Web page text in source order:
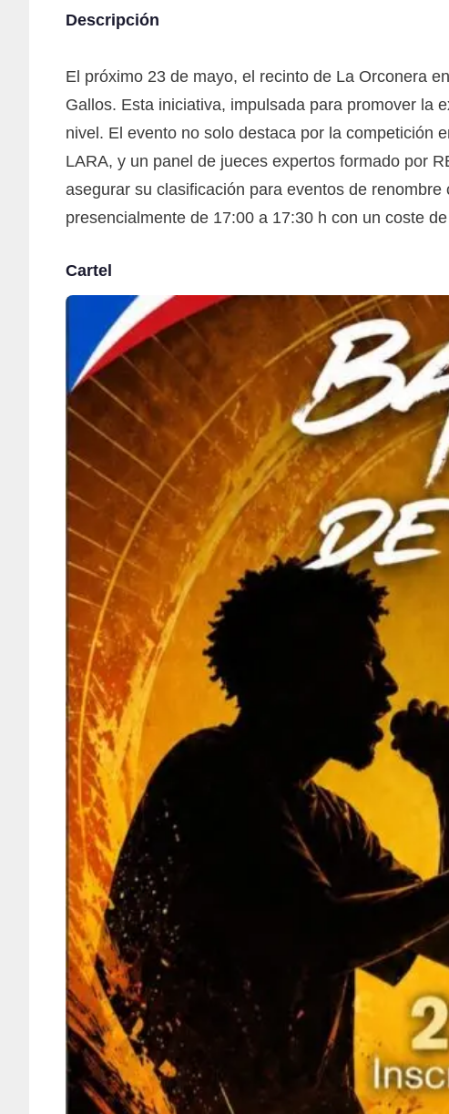
Descripción
El próximo 23 de mayo, el recinto de La Orconera
Gallos. Esta iniciativa, impulsada para promover la
nivel. El evento no solo destaca por la competición
LARA, y un panel de jueces expertos formado por
asegurar su clasificación para eventos de
presencialmente de 17:00 a 17:30 h con un coste
Cartel